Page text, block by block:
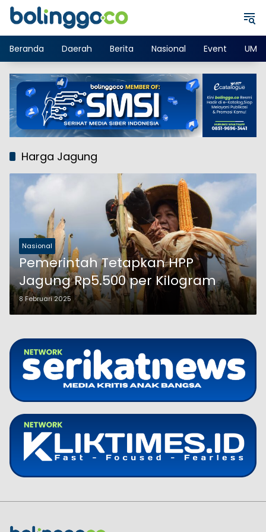
Langsung
Beranda
Daerah Berita Nasional Event
Harga Jagung
Nasional
Pemerintah Tetapkan HPP
Jagung Rp5.500 per Kilogram
8 Februari 2025